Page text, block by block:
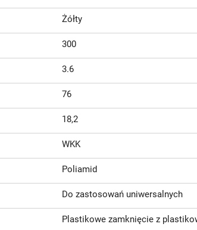
Żółty
300
3.6
76
18,2
WKK
Poliamid
Do zastosowań uniwersalnych
Plastikowe zamknięcie z